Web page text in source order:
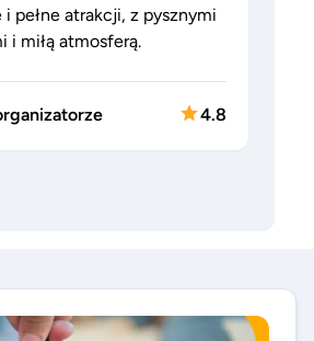
pełne atrakcji, z pysznymi
i miłą atmosferą.
4.8